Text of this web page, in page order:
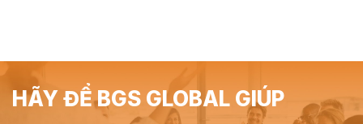
HÃY ĐỂ BGS GLOBAL GIÚP